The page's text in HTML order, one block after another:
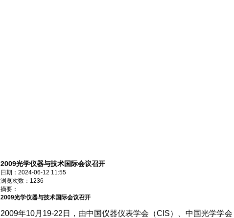
2009光学仪器与技术国际会议召开
日期：2024-06-12 11:55
浏览次数：1236
摘要：
2009光学仪器与技术国际会议召开
2009年10月19-22日，由中国仪器仪表学会（CIS）、中国光学